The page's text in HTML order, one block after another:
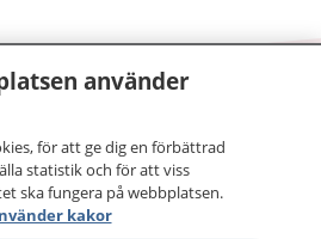
din hälsa och vård
om hälsa och information om
du kan kontakta.
journal och göra dina
använder
för att ge dig en förbättrad
statistik och för att viss
ska fungera på webbplatsen.
kakor